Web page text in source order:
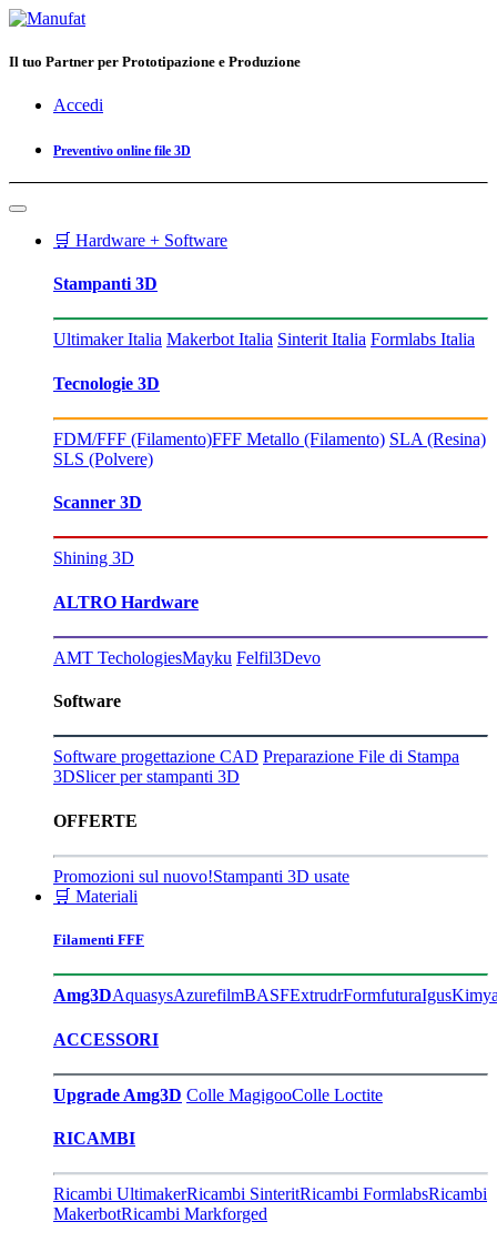
Il tuo Partner per Prototipazione e Produzione
Accedi
Preventivo online file 3D
🛒 Hardware + Software
Stampanti 3D
Ultimaker Italia Makerbot Italia Sinterit Italia Formlabs Italia
Tecnologie 3D
FDM/FFF (Filamento)FFF Metallo (Filamento) SLA (Resina)
SLS (Polvere)
Scanner 3D
Shining 3D
ALTRO Hardware
AMT TechologiesMayku Felfil3Devo
Software
Software progettazione CAD Preparazione File di Stampa
3DSlicer per stampanti 3D
OFFERTE
Promozioni sul nuovo!Stampanti 3D usate
🛒 Materiali
Filamenti FFF
Amg3DAquasysAzurefilmBASFExtrudrFormfuturaIgus
ACCESSORI
Upgrade Amg3D Colle MagigooColle Loctite
RICAMBI
Ricambi UltimakerRicambi SinteritRicambi FormlabsRicambi
MakerbotRicambi Markforged